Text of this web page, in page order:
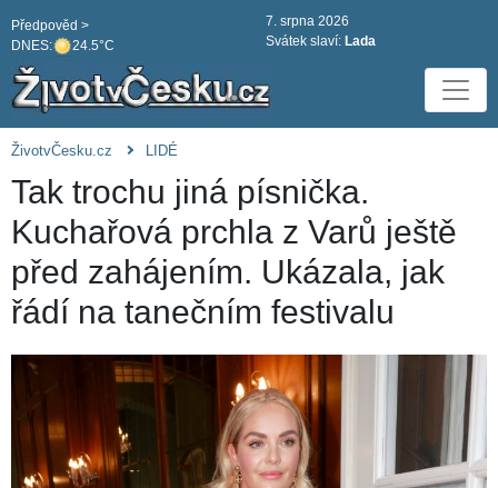
DNES: 24.5°C
Předpověd >
7. srpna 2026
Svátek slaví: Lada
ŽivotvČesku.cz LIDÉ
Tak trochu jiná písnička.
Kuchařová prchla z Varů ještě
před zahájením. Ukázala, jak
řádí na tanečním festivalu